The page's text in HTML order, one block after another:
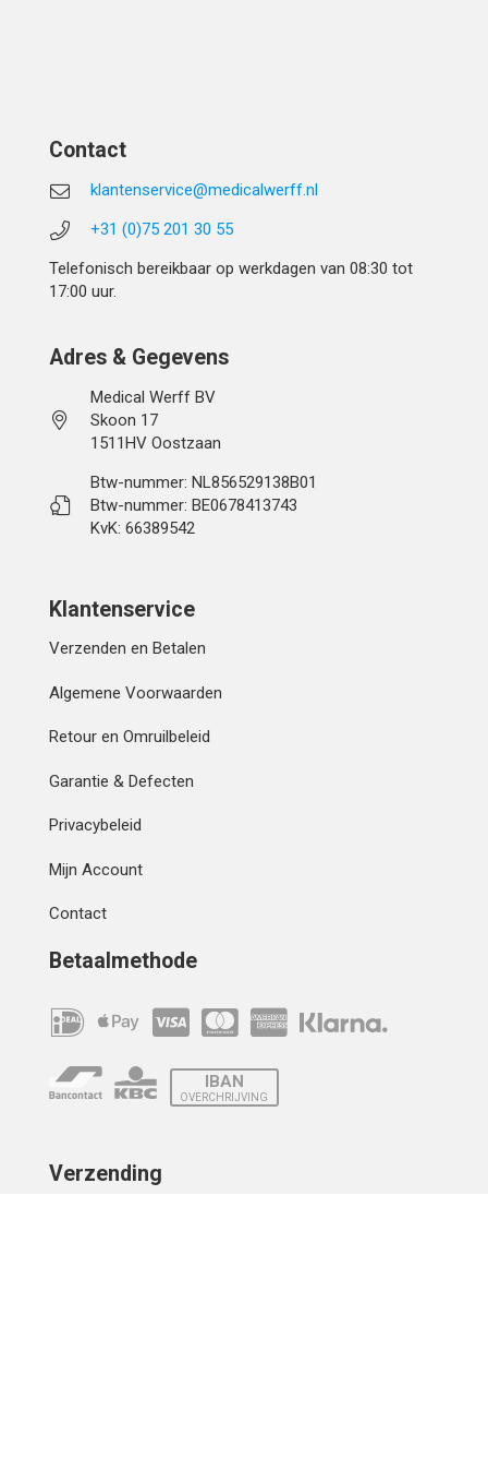
Contact
klantenservice@medicalwerff.nl
+31 (0)75 201 30 55
Telefonisch bereikbaar op werkdagen van 08:30 tot
17:00 uur.
Adres & Gegevens
Medical Werff BV
Skoon 17
1511HV Oostzaan
Btw-nummer: NL856529138B01
Btw-nummer: BE0678413743
KvK: 66389542
Klantenservice
Verzenden en Betalen
Algemene Voorwaarden
Retour en Omruilbeleid
Garantie & Defecten
Privacybeleid
Mijn Account
Contact
Betaalmethode
IBAN
OVERCHRIJVING
Verzending